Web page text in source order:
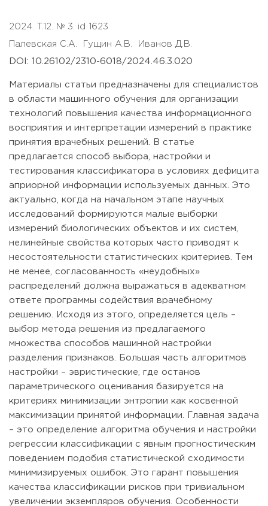
2024. T.12. № 3. id 1623
Палевская С.А. Гущин А.В. Иванов Д.В.
DOI: 10.26102/2310-6018/2024.46.3.020
Материалы статьи предназначены для специалистов
в области машинного обучения для организации
технологий повышения качества информационного
восприятия и интерпретации измерений в практике
принятия врачебных решений. В статье
предлагается способ выбора, настройки и
тестирования классификатора в условиях дефицита
априорной информации используемых данных. Это
актуально, когда на начальном этапе научных
исследований формируются малые выборки
измерений биологических объектов и их систем,
нелинейные свойства которых часто приводят к
несостоятельности статистических критериев. Тем
не менее, согласованность «неудобных»
распределений должна выражаться в адекватном
ответе программы содействия врачебному
решению. Исходя из этого, определяется цель –
выбор метода решения из предлагаемого
множества способов машинной настройки
разделения признаков. Большая часть алгоритмов
настройки – эвристические, где останов
параметрического оценивания базируется на
критериях минимизации энтропии как косвенной
максимизации принятой информации. Главная задача
– это определение алгоритма обучения и настройки
регрессии классификации с явным прогностическим
поведением подобия статистической сходимости
минимизируемых ошибок. Это гарант повышения
качества классификации рисков при тривиальном
увеличении экземпляров обучения. Особенности